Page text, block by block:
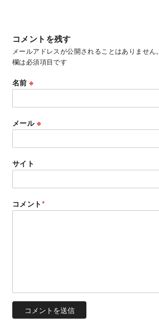
コメントを残す
メールアドレスが公開されることはありません。
欄は必須項目です
名前※
メール ※
サイト
コメント*